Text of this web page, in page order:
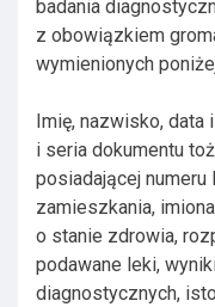
badania
z obowiązkiem
wymienionych
Imię, nazwisko, data
i seria dokumentu
posiadającej numeru
zamieszkania,
o stanie zdrowia,
podawane leki,
diagnostycznych,